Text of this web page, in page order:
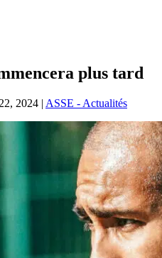
plus tard
2024 | ASSE - Actualités